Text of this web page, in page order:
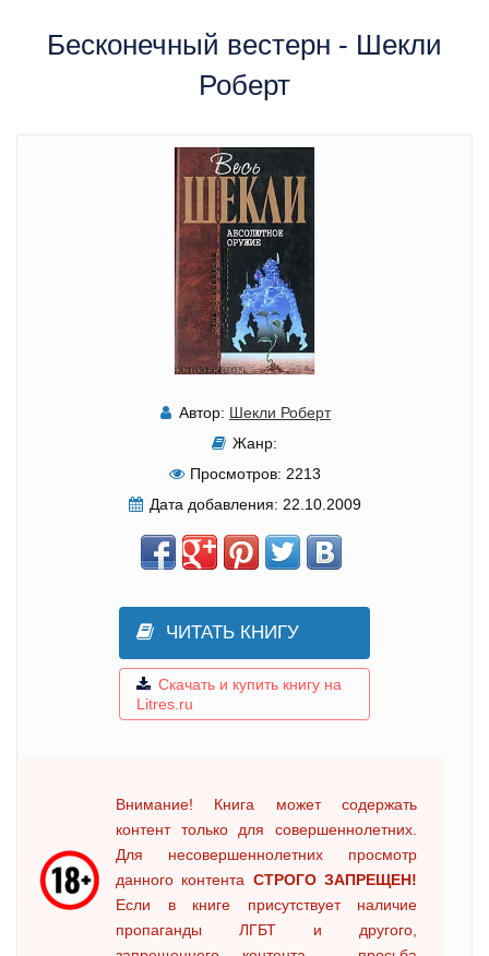
Бесконечный вестерн - Шекли
Роберт
Автор: Шекли Роберт
Жанр:
Просмотров: 2213
Дата добавления: 22.10.2009
ЧИТАТЬ КНИГУ
Скачать и купить книгу на
Litres.ru
Внимание! Книга может содержать
контент только для совершеннолетних.
Для несовершеннолетних просмотр
данного контента СТРОГО ЗАПРЕЩЕН!
Если в книге присутствует наличие
пропаганды ЛГБТ и другого,